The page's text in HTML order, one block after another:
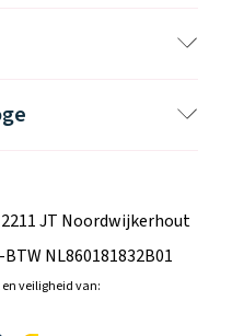
veiligheid van:
JT Noordwijkerhout
-BTW NL860181832B01